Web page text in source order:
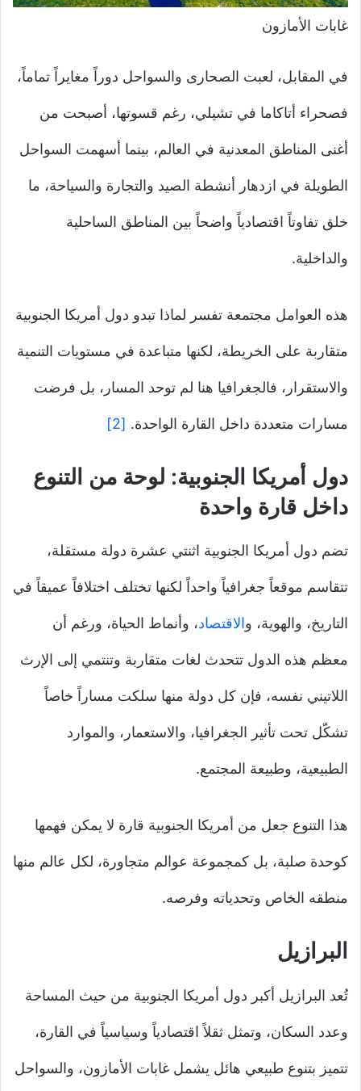
غابات الأمازون
في المقابل، لعبت الصحارى والسواحل دوراً مغايراً تماماً،
فصحراء أتاكاما في تشيلي، رغم قسوتها، أصبحت من
أغنى المناطق المعدنية في العالم، بينما أسهمت السواحل
الطويلة في ازدهار أنشطة الصيد والتجارة والسياحة، ما
خلق تفاوتاً اقتصادياً واضحاً بين المناطق الساحلية
والداخلية.
هذه العوامل مجتمعة تفسر لماذا تبدو دول أمريكا الجنوبية
متقاربة على الخريطة، لكنها متباعدة في مستويات التنمية
والاستقرار، فالجغرافيا هنا لم توحد المسار، بل فرضت
مسارات متعددة داخل القارة الواحدة. [2]
دول أمريكا الجنوبية: لوحة من التنوع
داخل قارة واحدة
تضم دول أمريكا الجنوبية اثنتي عشرة دولة مستقلة،
تتقاسم موقعاً جغرافياً واحداً لكنها تختلف اختلافاً عميقاً في
التاريخ، والهوية، والاقتصاد، وأنماط الحياة، ورغم أن
معظم هذه الدول تتحدث لغات متقاربة وتنتمي إلى الإرث
اللاتيني نفسه، فإن كل دولة منها سلكت مساراً خاصاً
تشكّل تحت تأثير الجغرافيا، والاستعمار، والموارد
الطبيعية، وطبيعة المجتمع.
هذا التنوع جعل من أمريكا الجنوبية قارة لا يمكن فهمها
كوحدة صلبة، بل كمجموعة عوالم متجاورة، لكل عالم منها
منطقه الخاص وتحدياته وفرصه.
البرازيل
تُعد البرازيل أكبر دول أمريكا الجنوبية من حيث المساحة
وعدد السكان، وتمثل ثقلاً اقتصادياً وسياسياً في القارة،
تتميز بتنوع طبيعي هائل يشمل غابات الأمازون، والسواحل